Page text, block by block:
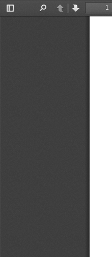
Toggle
PreviousNext